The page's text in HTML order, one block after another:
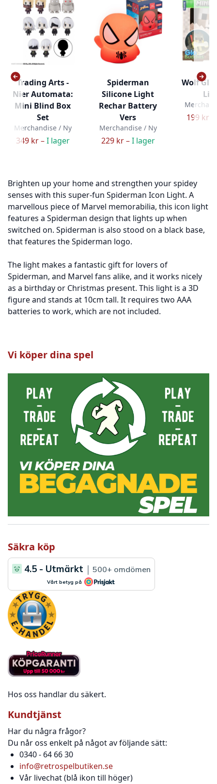
Trading Arts -
Nier Automata:
Mini Blind Box
Set
Merchandise / Ny
349 kr –I lager
Spiderman
Silicone Light
Rechar Battery
Vers
Merchandise / Ny
229 kr –I lager
Wolf
199 kr –
Brighten up your home and strengthen your spidey
senses with this super-fun Spiderman Icon Light. A
marvellous piece of Marvel memorabilia, this icon light
features a Spiderman design that lights up when
switched on. Spiderman is also stood on a black base,
that features the Spiderman logo.
The light makes a fantastic gift for lovers of
Spiderman, and Marvel fans alike, and it works nicely
as a birthday or Christmas present. This light is a 3D
figure and stands at 10cm tall. It requires two AAA
batteries to work, which are not included.
Vi köper dina spel
Säkra köp
Hos oss handlar du säkert.
Kundtjänst
Har du några frågor?
Du når oss enkelt på något av följande sätt:
0340 - 64 66 30
info@retrospelbutiken.se
Vår livechat (blå ikon till höger)